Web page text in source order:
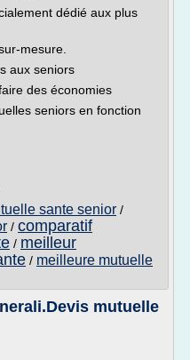
dédié aux plus
mesure.
aux seniors
des économies
seniors en fonction
sante senior /
/ comparatif
/ meilleur
/ meilleure mutuelle
mutuelle